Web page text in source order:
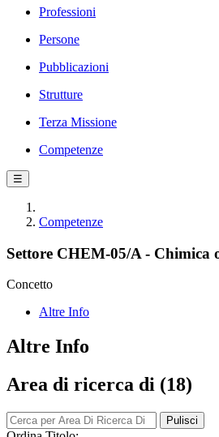
Professioni
Persone
Pubblicazioni
Strutture
Terza Missione
Competenze
☰
Competenze
Settore CHEM-05/A - Chimica
Concetto
Altre Info
Altre Info
Area di ricerca di (18)
Pulisci